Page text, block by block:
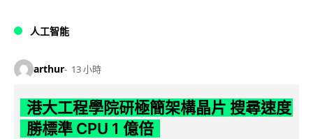
人工智能
arthur 13 小時
港大工程學院研極簡架構晶片 搜尋速度
勝標準 CPU 1 億倍